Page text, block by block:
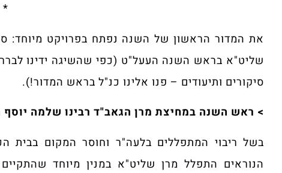
*
את המדור הראשון של השנה נפתח בפרויקט מיוחד:
שליט"א בראש השנה העעל"ט (כפי שהשיגה ידינו
סיקורים ותיעודים – פנו אלינו כנ"ל בראש המדור!).
> ראש השנה במחיצת מרן הגאב"ד רבינו שלמה
בשל ריבוי המתפללים בלעה"ר וחוסר המקום
הנוראים התפלל מרן שליט"א במנין מיוחד